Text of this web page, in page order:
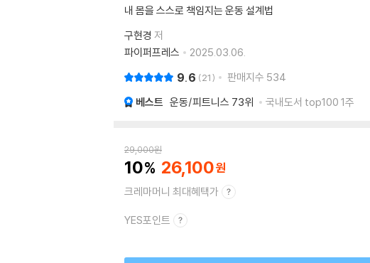
내 몸을 스스로 책임지는 운동 설계법
구현경 저
파이퍼프레스
2025.03.06.
9.6 21 판매지수 534
베스트 운동/피트니스 73위 국내도서 top100 1주
29,000원
10 26,100
크레마머니 최대혜택가
YES포인트